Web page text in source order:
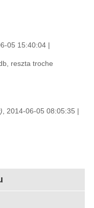
05 15:40:04 |
reszta troche
), 2014-06-05 08:05:35 |